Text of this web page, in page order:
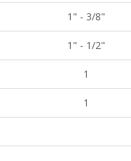
1" - 3/8"
1" - 1/2"
1
1